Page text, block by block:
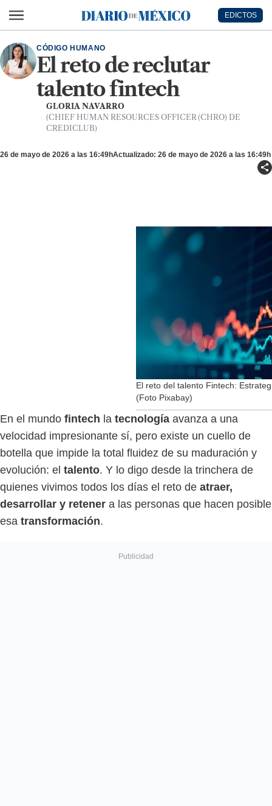
Diario de México
EDICTOS
CÓDIGO HUMANO
El reto de reclutar
talento fintech
GLORIA NAVARRO
(CHIEF HUMAN RESOURCES OFFICER (CHRO) DE
CREDICLUB)
26 de mayo de 2026 a las 16:49hActualizado: 26 de mayo de 2026 a las 16:49h
El reto del talento Fintech:
(Foto Pixabay)
En el mundo fintech la tecnología avanza a una
velocidad impresionante sí, pero existe un cuello de
botella que impide la total fluidez de su maduración y
evolución: el talento. Y lo digo desde la trinchera de
quienes vivimos todos los días el reto de atraer,
desarrollar y retener a las personas que hacen posible
esa transformación.